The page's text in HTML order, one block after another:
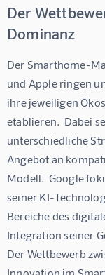
Der
Dominanz
Der Smarthome-
und Apple ringen
ihre jeweiligen
etablieren.  Dabei
unterschiedliche
Angebot an
Modell.  Google
seiner KI-
Bereiche des
Integration seiner
Der Wettbewerb